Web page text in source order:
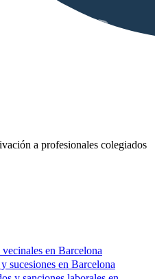
a profesionales colegiados
en Barcelona
sucesiones en Barcelona